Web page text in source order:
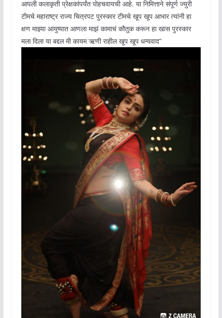
आपली कलाकृती प्रेक्षकांपर्यंत पोहचवायची आहे. या निमित्ताने संपूर्ण ज्युरी
टीमचे महाराष्ट्र राज्य चित्रपट पुरस्कार टीमचे खूप खूप आभार त्यांनी हा
क्षण माझ्या आयुष्यात आणला माझं कामाचं कौतुक करून हा खास पुरस्कार
मला दिला या बद्दल मी कायम ऋणी राहील खूप खूप धन्यवाद”